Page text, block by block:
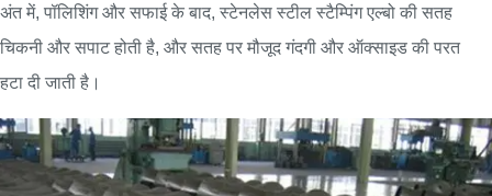
अंत में, पॉलिशिंग और सफाई के बाद, स्टेनलेस स्टील स्टैम्पिंग एल्बो की सतह
चिकनी और सपाट होती है, और सतह पर मौजूद गंदगी और ऑक्साइड की परत
हटा दी जाती है।